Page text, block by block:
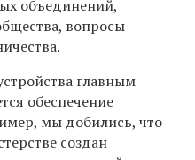
объединений,
вопросы
главным
обеспечение
мы добились, что
создан